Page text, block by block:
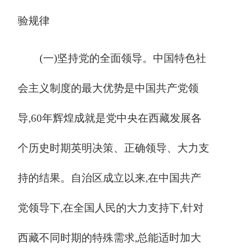
验规律
(一)坚持党的全面领导。中国特色社
会主义制度的最大优势是中国共产党领
导,60年辉煌成就是党中央在西藏发展各
个历史时期英明决策、正确领导、大力支
持的结果。自治区成立以来,在中国共产
党领导下,在全国人民的大力支持下,针对
西藏不同时期的特殊需求,总能适时加大